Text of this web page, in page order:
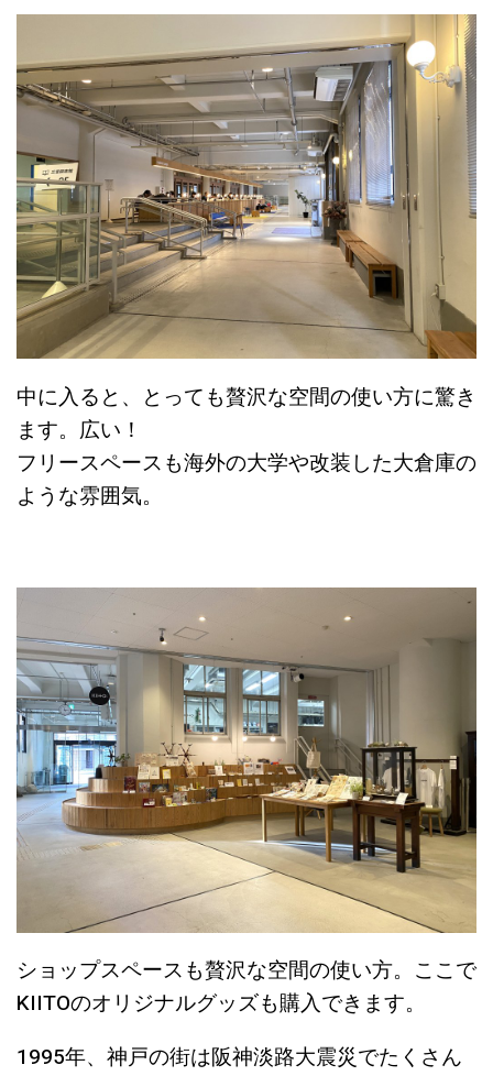
中に入ると、とっても贅沢な空間の使い方に驚き
ます。広い！
フリースペースも海外の大学や改装した大倉庫の
ような雰囲気。
ショップスペースも贅沢な空間の使い方。ここで
KIITOのオリジナルグッズも購入できます。
1995年、神戸の街は阪神淡路大震災でたくさん